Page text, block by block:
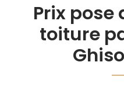
Prix pose
toiture